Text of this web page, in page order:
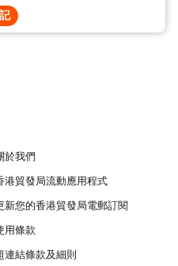
於我們
港貿發局流動應用程式
新您的香港貿發局電郵訂閱
用條款
連結條款及細則